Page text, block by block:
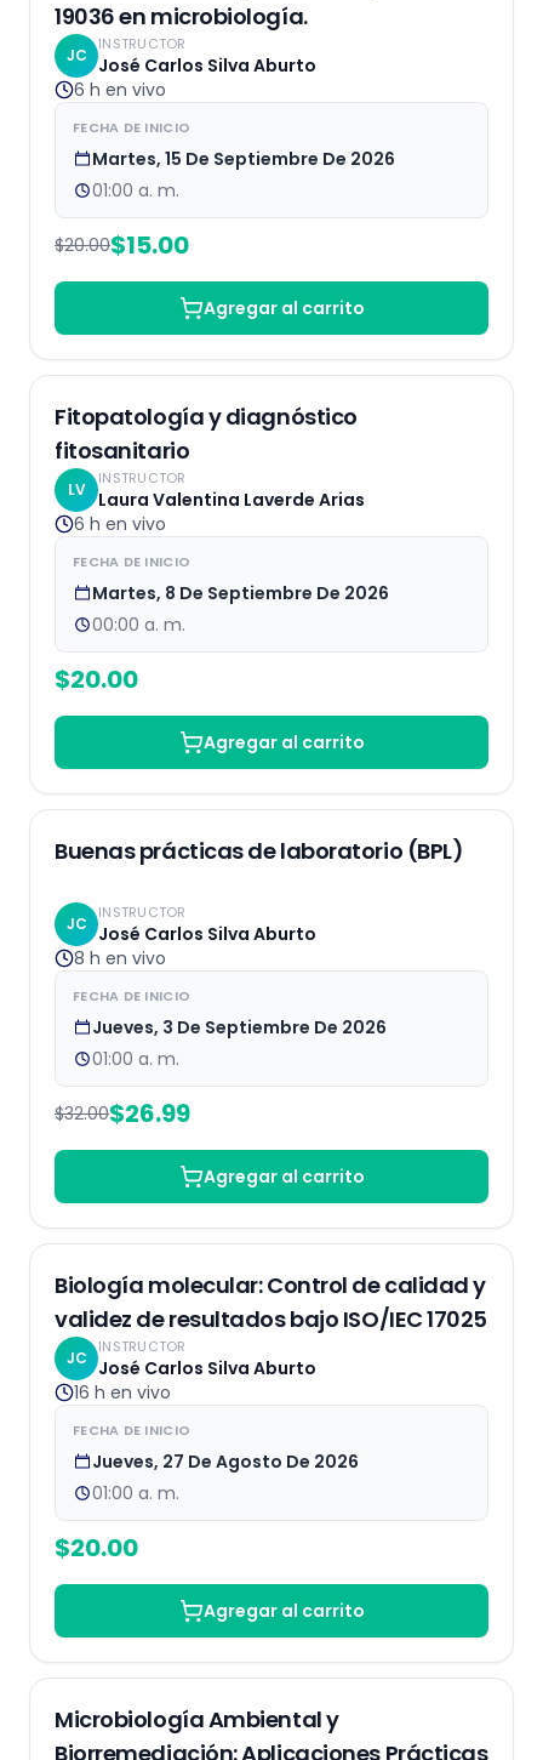
19036 en microbiología.
JC
INSTRUCTOR
José Carlos Silva Aburto
6 h en vivo
FECHA DE INICIO
Martes, 15 De Septiembre De 2026
01:00 a. m.
$20.00$15.00
Agregar al carrito
Fitopatología y diagnóstico
fitosanitario
LV
INSTRUCTOR
Laura Valentina Laverde Arias
6 h en vivo
FECHA DE INICIO
Martes, 8 De Septiembre De 2026
00:00 a. m.
$20.00
Agregar al carrito
16% OFF EN VIVO
Buenas prácticas de laboratorio (BPL)
JC
INSTRUCTOR
José Carlos Silva Aburto
8 h en vivo
FECHA DE INICIO
Jueves, 3 De Septiembre De 2026
01:00 a. m.
$32.00$26.99
Agregar al carrito
EN VIVO
Biología molecular: Control de calidad y
validez de resultados bajo ISO/IEC 17025
JC
INSTRUCTOR
José Carlos Silva Aburto
16 h en vivo
FECHA DE INICIO
Jueves, 27 De Agosto De 2026
01:00 a. m.
$20.00
Agregar al carrito
Microbiología Ambiental y
Biorremediación: Aplicaciones Prácticas